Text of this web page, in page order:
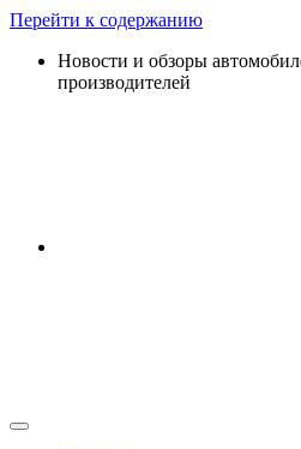
Перейти к содержанию
Новости и обзоры
производителей